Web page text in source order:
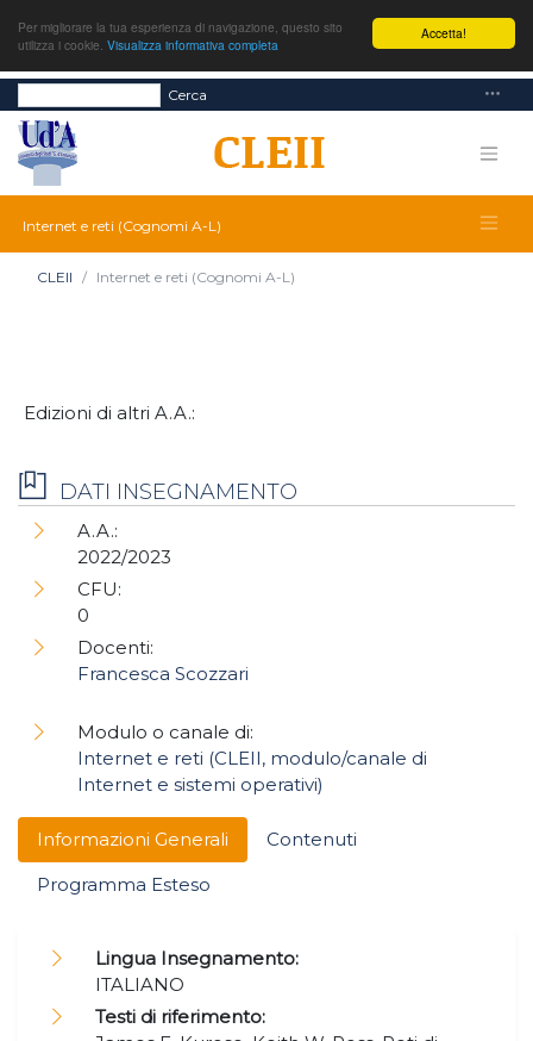
Accetta!
Per migliorare la tua esperienza di navigazione, questo sito
utilizza i cookie. Visualizza informativa completa
Cerca
Internet e reti (Cognomi A-L)
CLEII Internet e reti (Cognomi A-L)
Edizioni di altri A.A.:
Informazioni Generali
Contenuti
Programma Esteso
Lingua Insegnamento:
ITALIANO
Testi di riferimento:
DATI INSEGNAMENTO
A.A.:
2022/2023
CFU:
0
Docenti:
Francesca Scozzari
Modulo o canale di:
Internet e reti (CLEII, modulo/canale di
Internet e sistemi operativi)